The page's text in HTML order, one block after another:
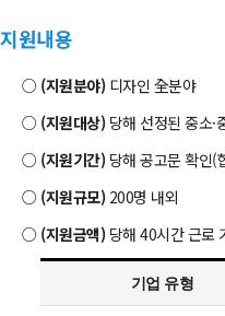
지원내용
(지원분야) 디자인 全분야
(지원대상) 당해 선정된 중소·
(지원기간) 당해 공고문 확인(
(지원규모) 200명 내외
(지원금액) 당해 40시간 근로
기업 유형